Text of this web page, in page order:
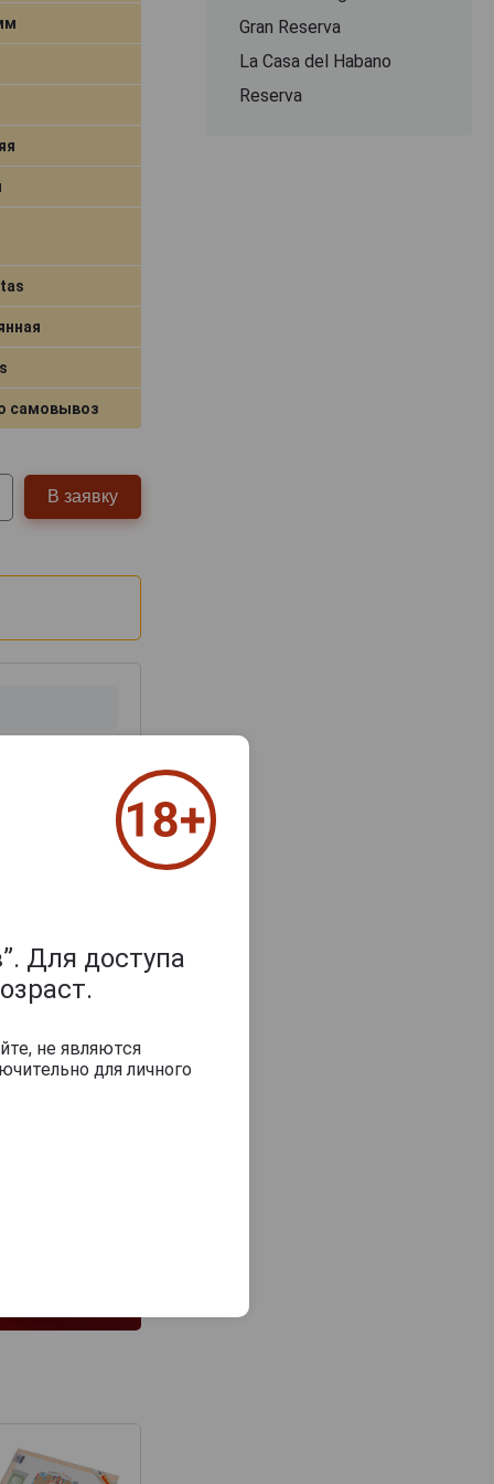
самовывоз
В заявку
Gran Reserva
La Casa del Habano
Reserva
Для доступа
не являются
для личного